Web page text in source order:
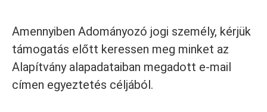
Amennyiben Adományozó jogi személy, kérjük
támogatás előtt keressen meg minket az
Alapítvány alapadataiban megadott e-mail
címen egyeztetés céljából.